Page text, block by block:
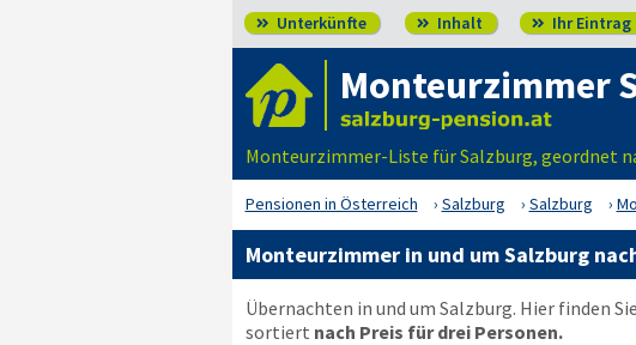
 Unterkünfte  Inhalt  Ihr Eintrag
Monteurzimmer
Monteurzimmer-Liste für Salzburg, geordnet
Pensionen in Österreich Salzburg Salzburg
Monteurzimmer in und um Salzburg
Übernachten in und um Salzburg. Hier finden
sortiert nach Preis für drei Personen.